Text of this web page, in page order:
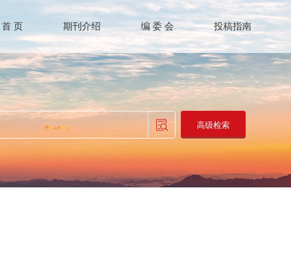
首 页 期刊介绍 编 委 会 投稿指南